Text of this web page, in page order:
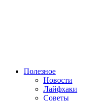
Полезное
Новости
Лайфхаки
Советы